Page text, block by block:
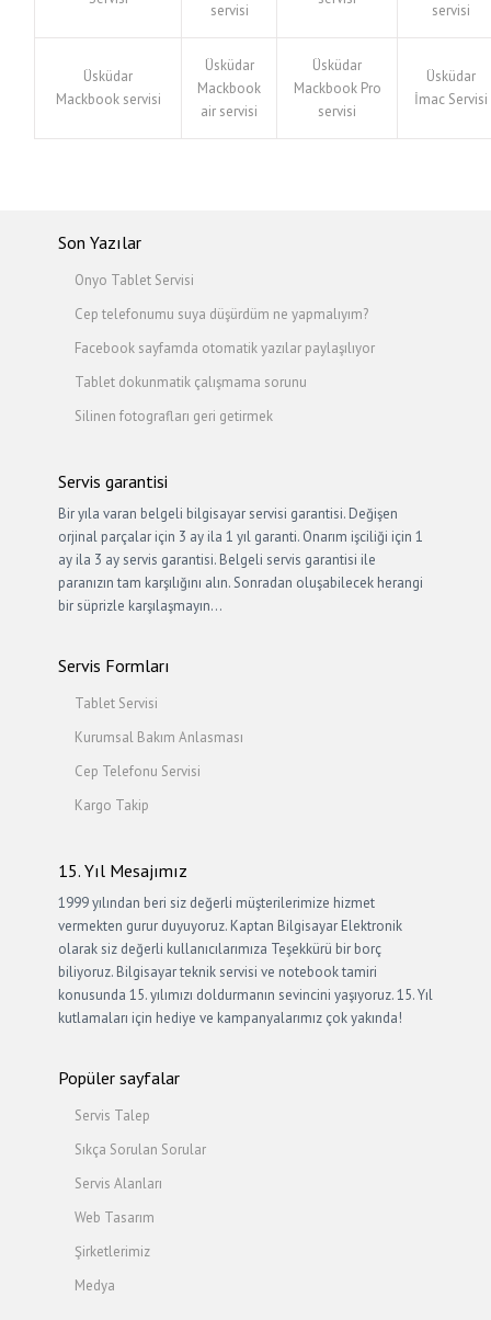
servisi
servisi
Üsküdar
Mackbook servisi
Üsküdar
Mackbook
air servisi
Üsküdar
Mackbook Pro
servisi
Üsküdar
İmac Servisi
Son Yazılar
Onyo Tablet Servisi
Cep telefonumu suya düşürdüm ne yapmalıyım?
Facebook sayfamda otomatik yazılar paylaşılıyor
Tablet dokunmatik çalışmama sorunu
Silinen fotografları geri getirmek
Servis garantisi
Bir yıla varan belgeli bilgisayar servisi garantisi. Değişen
orjinal parçalar için 3 ay ila 1 yıl garanti. Onarım işciliği için 1
ay ila 3 ay servis garantisi. Belgeli servis garantisi ile
paranızın tam karşılığını alın. Sonradan oluşabilecek herangi
bir süprizle karşılaşmayın…
Servis Formları
Tablet Servisi
Kurumsal Bakım Anlasması
Cep Telefonu Servisi
Kargo Takip
15. Yıl Mesajımız
1999 yılından beri siz değerli müşterilerimize hizmet
vermekten gurur duyuyoruz. Kaptan Bilgisayar Elektronik
olarak siz değerli kullanıcılarımıza Teşekkürü bir borç
biliyoruz. Bilgisayar teknik servisi ve notebook tamiri
konusunda 15. yılımızı doldurmanın sevincini yaşıyoruz. 15. Yıl
kutlamaları için hediye ve kampanyalarımız çok yakında!
Popüler sayfalar
Servis Talep
Sıkça Sorulan Sorular
Servis Alanları
Web Tasarım
Şirketlerimiz
Medya